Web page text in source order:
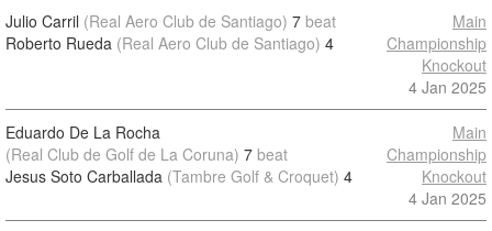
Julio Carril (Real Aero Club de Santiago) 7 beat
Roberto Rueda (Real Aero Club de Santiago) 4
Main
Championship
Knockout
4 Jan 2025
Eduardo De La Rocha
(Real Club de Golf de La Coruna) 7 beat
Jesus Soto Carballada (Tambre Golf & Croquet) 4
Main
Championship
Knockout
4 Jan 2025